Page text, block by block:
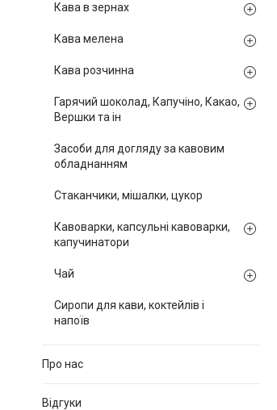
Кава в зернах
Кава мелена
Кава розчинна
Гарячий шоколад, Капучіно, Какао,
Вершки та ін
Засоби для догляду за кавовим
обладнанням
Стаканчики, мішалки, цукор
Кавоварки, капсульні кавоварки,
капучинатори
Чай
Сиропи для кави, коктейлів і
напоїв
Про нас
Відгуки